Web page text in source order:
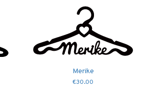
Merike
€30.00